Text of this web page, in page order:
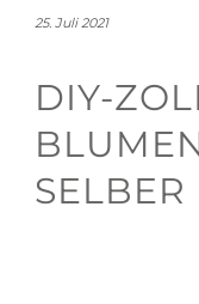
25. Juli 2021
DIY-
SELBER